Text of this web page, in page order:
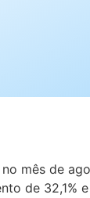
mês de
de